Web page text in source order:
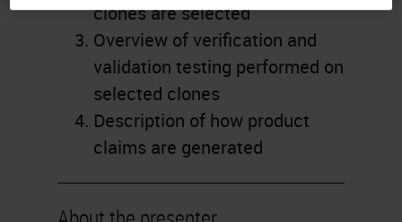
clones are selected
Overview of verification and
validation testing performed on
selected clones
Description of how product
claims are generated